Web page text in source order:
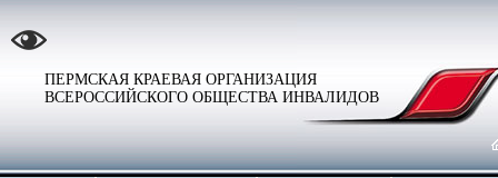
ПЕРМСКАЯ КРАЕВАЯ ОРГАНИЗАЦИЯ
ВСЕРОССИЙСКОГО ОБЩЕСТВА ИНВАЛИДОВ